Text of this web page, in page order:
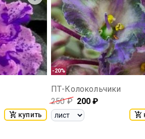
купить
-20%
ПТ-Колокольчики
250₽ 200 ₽